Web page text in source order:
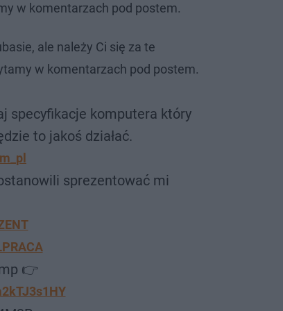
w komentarzach pod postem.
ale należy Ci się za te
w komentarzach pod postem.
specyfikacje komputera który
to jakoś działać.
sprezentować mi
👉